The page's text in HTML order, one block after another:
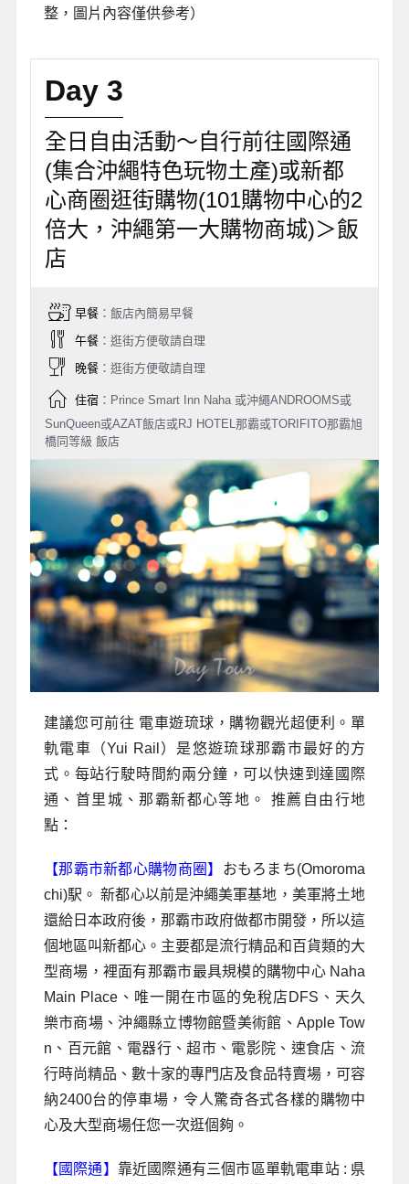
整，圖片內容僅供參考）
Day 3
全日自由活動～自行前往國際通
(集合沖繩特色玩物土產)或新都
心商圈逛街購物(101購物中心的2
倍大，沖繩第一大購物商城)＞飯
店
早餐：飯店內簡易早餐
午餐：逛街方便敬請自理
晚餐：逛街方便敬請自理
住宿：Prince Smart Inn Naha 或沖繩ANDROOMS或
SunQueen或AZAT飯店或RJ HOTEL那霸或TORIFITO那霸旭
橋同等級 飯店
建議您可前往 電車遊琉球，購物觀光超便利。單
軌電車（Yui Rail）是悠遊琉球那霸市最好的方
式。每站行駛時間約兩分鐘，可以快速到達國際
通、首里城、那霸新都心等地。 推薦自由行地
點：
【那霸市新都心購物商圈】 おもろまち(Omoroma
chi)駅。 新都心以前是沖繩美軍基地，美軍將土地
還給日本政府後，那霸市政府做都市開發，所以這
個地區叫新都心。主要都是流行精品和百貨類的大
型商場，裡面有那霸市最具規模的購物中心 Naha
Main Place、唯一開在市區的免稅店DFS、天久
樂市商場、沖繩縣立博物館暨美術館、Apple Tow
n、百元館、電器行、超市、電影院、速食店、流
行時尚精品、數十家的專門店及食品特賣場，可容
納2400台的停車場，令人驚奇各式各樣的購物中
心及大型商場任您一次逛個夠。
【國際通】 靠近國際通有三個市區單軌電車站 : 県